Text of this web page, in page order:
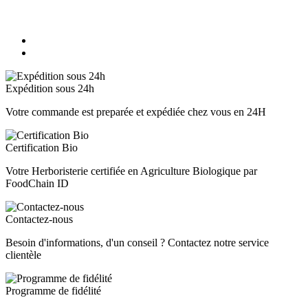
Expédition sous 24h
Votre commande est preparée et expédiée chez vous en 24H
Certification Bio
Votre Herboristerie certifiée en Agriculture Biologique par
FoodChain ID
Contactez-nous
Besoin d'informations, d'un conseil ? Contactez notre service
clientèle
Programme de fidélité